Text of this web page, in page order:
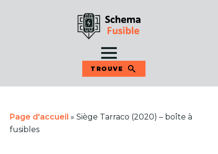
TROUVE
Page d'accueil » Siège Tarraco (2020) – boîte à
fusibles